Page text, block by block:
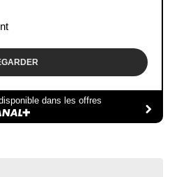
dans les offres